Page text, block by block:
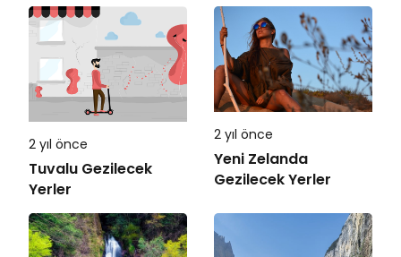
2 yıl önce
Tuvalu Gezilecek
Yerler
2 yıl önce
Yeni Zelanda
Gezilecek Yerler